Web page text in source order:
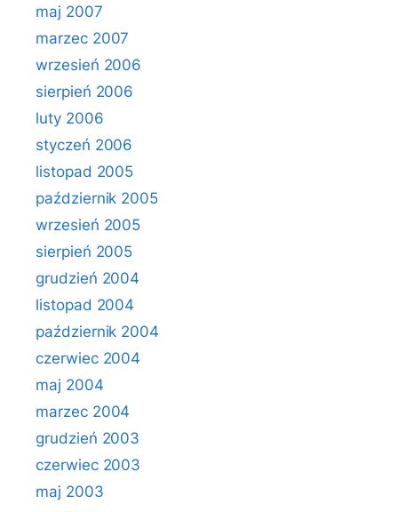
maj 2007
marzec 2007
wrzesień 2006
sierpień 2006
luty 2006
styczeń 2006
listopad 2005
październik 2005
wrzesień 2005
sierpień 2005
grudzień 2004
listopad 2004
październik 2004
czerwiec 2004
maj 2004
marzec 2004
grudzień 2003
czerwiec 2003
maj 2003